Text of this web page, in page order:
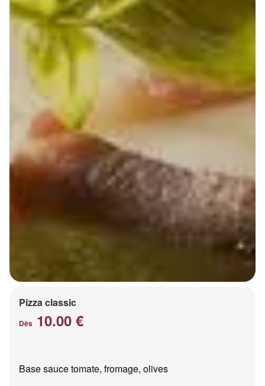
Pizza classic
Dès 10.00 €
Base sauce tomate, fromage, olives